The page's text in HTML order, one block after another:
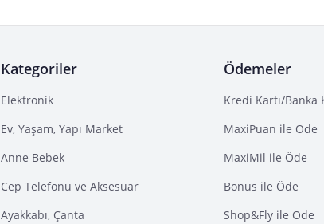
Kategoriler
Elektronik
Ev, Yaşam, Yapı Market
Anne Bebek
Cep Telefonu ve Aksesuar
Ayakkabı, Çanta
Ödemeler
Kredi Kartı/Banka
MaxiPuan ile Öde
MaxiMil ile Öde
Bonus ile Öde
Shop&Fly ile Öde